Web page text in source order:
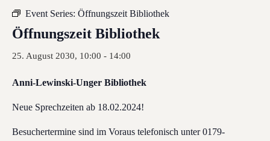
Event Series: Öffnungszeit Bibliothek
Öffnungszeit Bibliothek
25. August 2030, 10:00 - 14:00
Anni-Lewinski-Unger Bibliothek
Neue Sprechzeiten ab 18.02.2024!
Besuchertermine sind im Voraus telefonisch unter 0179-